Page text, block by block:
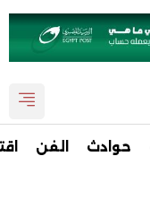
حوادث الفن